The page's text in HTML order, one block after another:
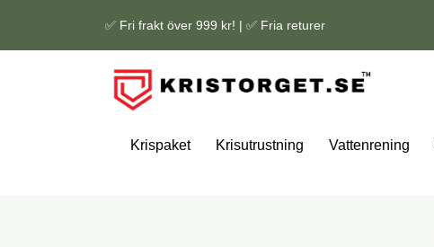
✅ Fri frakt över 999 kr! | ✅ Fria returer
Krispaket Krisutrustning Vattenrening